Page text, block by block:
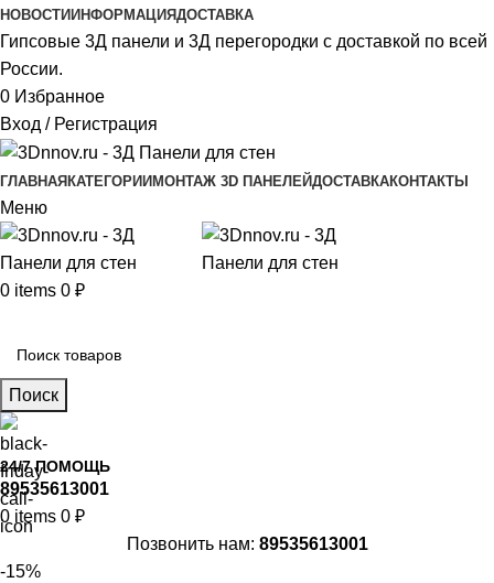
НОВОСТИ ИНФОРМАЦИЯДОСТАВКА
Гипсовые 3Д панели и 3Д перегородки с доставкой по всей
России.
0 Избранное
Вход / Регистрация
ГЛАВНАЯ КАТЕГОРИИ МОНТАЖ 3D ПАНЕЛЕЙДОСТАВКАКОНТАКТЫ
Меню
0 items 0 ₽
Поиск
24/7 ПОМОЩЬ
89535613001
0 items 0 ₽
Позвонить нам: 89535613001
-15%